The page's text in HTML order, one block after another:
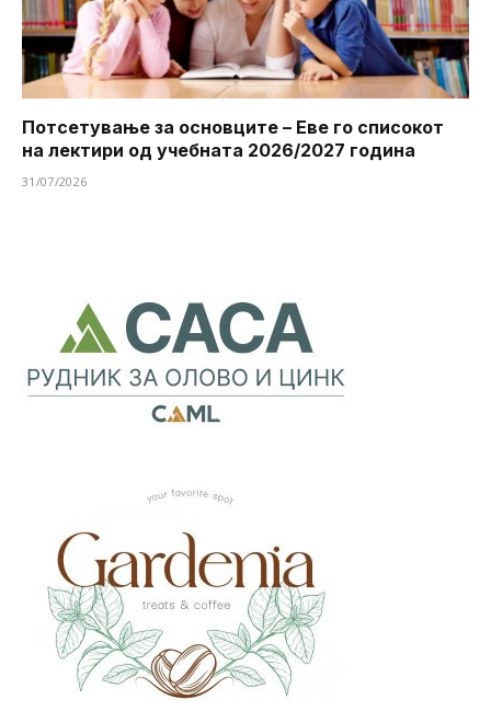
Потсетување за основците – Еве го списокот
на лектири од учебната 2026/2027 година
31/07/2026